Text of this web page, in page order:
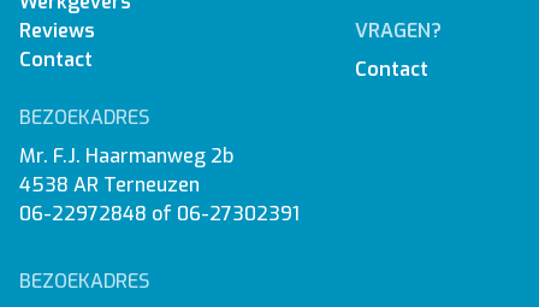
Reviews
Contact
VRAGEN?
Contact
BEZOEKADRES
Mr. F.J. Haarmanweg 2b
4538 AR Terneuzen
06-22972848 of 06-27302391
BEZOEKADRES